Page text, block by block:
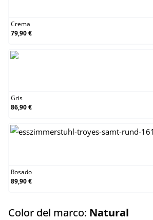
Crema
79,90 €
Gris
86,90 €
Rosado
89,90 €
Color del marco: Natural